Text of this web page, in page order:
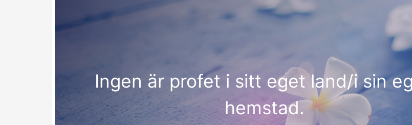
Ingen är profet i sitt eget land/i sin
hemstad.